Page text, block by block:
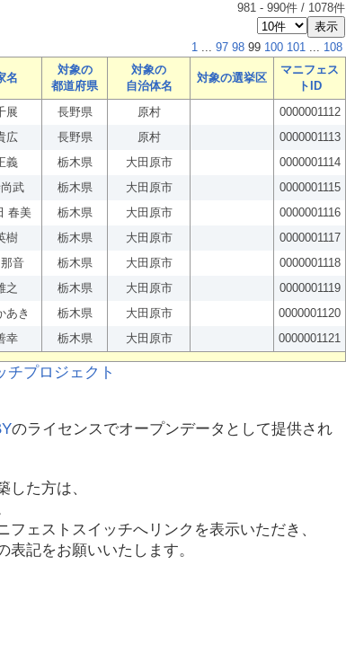
981 - 990件 / 1078件
1 ... 97 98 99 100 101 ... 108
名
対象の
都道府県
対象の
自治体名
対象の選挙区
マニフェス
トID
展 長野県 原村
0000001112
広 長野県 原村
0000001113
義 栃木県 大田原市
0000001114
武 栃木県 大田原市
0000001115
春美 栃木県 大田原市
0000001116
樹 栃木県 大田原市
0000001117
音 栃木県 大田原市
0000001118
之 栃木県 大田原市
0000001119
あき 栃木県 大田原市
0000001120
幸 栃木県 大田原市 0000001121
のライセンスでオープンデータとして提供され
た方は、
ェストスイッチへリンクを表示いただき、
記をお願いいたします。